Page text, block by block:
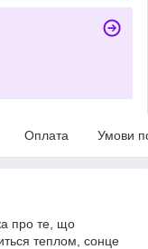
Оплата Умови
про те, що
теплом, сонце